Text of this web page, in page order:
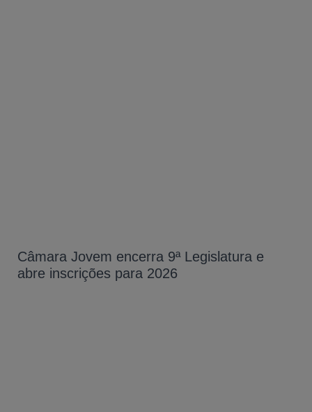
Câmara Jovem encerra 9ª Legislatura e
abre inscrições para 2026